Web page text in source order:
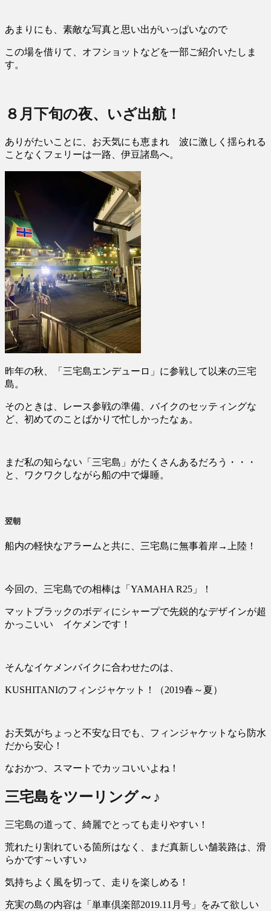
あまりにも、素敵な写真と思い出がいっぱいなので
この場を借りて、オフショットなどを一部ご紹介いたしま
す。
８月下旬の夜、いざ出航！
ありがたいことに、お天気にも恵まれ 波に激しく揺られる
ことなくフェリーは一路、伊豆諸島へ。
昨年の秋、「三宅島エンデューロ」に参戦して以来の三宅
島。
そのときは、レース参戦の準備、バイクのセッティングな
ど、初めてのことばかりで忙しかったなぁ。
まだ私の知らない「三宅島」がたくさんあるだろう・・・
と、ワクワクしながら船の中で爆睡。
翌朝
船内の軽快なアラームと共に、三宅島に無事着岸→上陸！
今回の、三宅島での相棒は「YAMAHA R25」！
マットブラックのボディにシャープで先鋭的なデザインが超
かっこいい イケメンです！
そんなイケメンバイクに合わせたのは、
KUSHITANIのフィンジャケット！（2019春～夏）
お天気がちょっと不安な日でも、フィンジャケットなら防水
だから安心！
なおかつ、スマートでカッコいいよね！
三宅島をツーリング～♪
三宅島の道って、綺麗でとっても走りやすい！
荒れたり割れている箇所はなく、まだ真新しい舗装路は、滑
らかです～いすい♪
気持ちよく風を切って、走りを楽しめる！
充実の島の内容は「単車倶楽部2019.11月号」をみて欲しい